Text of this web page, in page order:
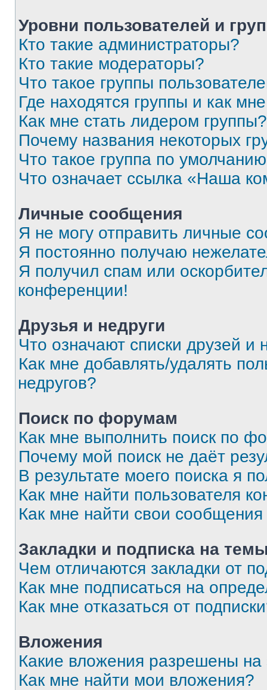
Уровни пользователей и
Кто такие администраторы?
Кто такие модераторы?
Что такое группы
Где находятся группы и как
Как мне стать лидером группы?
Почему названия некоторых
Что такое группа по
Что означает ссылка «Наша
Личные сообщения
Я не могу отправить личные
Я постоянно получаю
Я получил спам или
конференции!
Друзья и недруги
Что означают списки друзей и
Как мне добавлять/удалять
недругов?
Поиск по форумам
Как мне выполнить поиск по
Почему мой поиск не даёт
В результате моего поиска я
Как мне найти пользователя
Как мне найти свои
Закладки и подписка на
Чем отличаются закладки от
Как мне подписаться на
Как мне отказаться от
Вложения
Какие вложения разрешены
Как мне найти мои вложения?